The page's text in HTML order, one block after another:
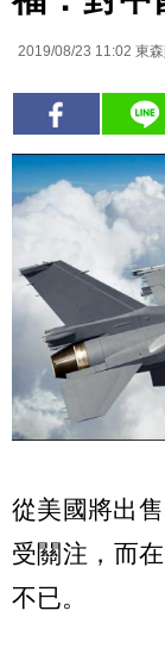
2019/08/23 11:02 東
從美國將出
受關注，而
不已。